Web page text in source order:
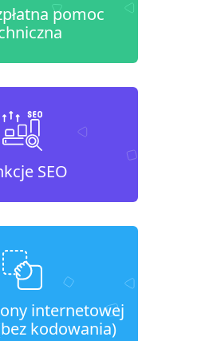
pomoc
SEO
internetowej
kodowania)